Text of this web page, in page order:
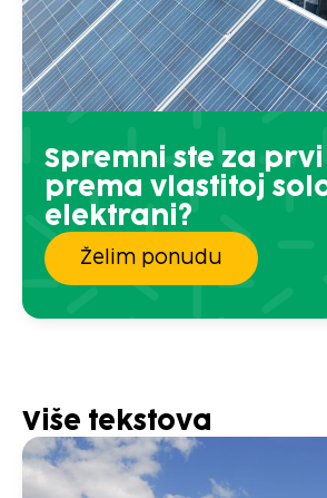
Spremni ste za
prema vlastitoj
elektrani?
Želim ponudu
Više tekstova